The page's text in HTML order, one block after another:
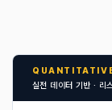
QUANTITATIVE
실전 데이터 기반 · 리